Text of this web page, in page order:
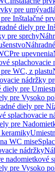
pre umývadlá
Inštalačné
diely pre
pre sprchy
Pre upevnenia
splachovacie
WC, z plastu
nádržky
diely pre
pre Vysoko
diely pre
splachovacie
pre
keramiky
WC mise
nádržky
nadomietkové
pre Vysoko